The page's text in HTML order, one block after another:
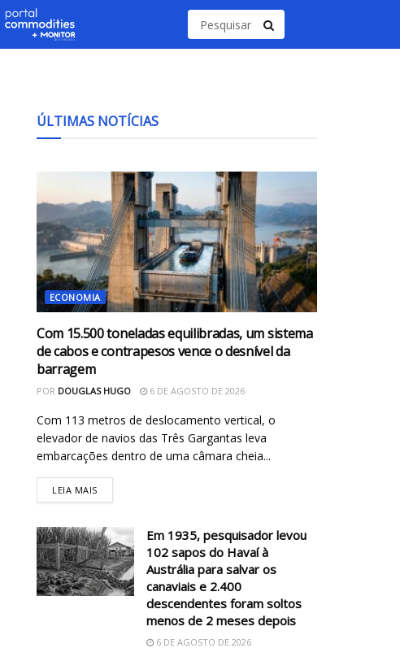
ÚLTIMAS NOTÍCIAS
ECONOMIA
Com 15.500 toneladas equilibradas, um sistema
de cabos e contrapesos vence o desnível da
barragem
POR DOUGLAS HUGO 6 DE AGOSTO DE 2026
Com 113 metros de deslocamento vertical, o
elevador de navios das Três Gargantas leva
embarcações dentro de uma câmara cheia...
LEIA MAIS
Em 1935, pesquisador levou
102 sapos do Havaí à
Austrália para salvar os
canaviais e 2.400
descendentes foram soltos
menos de 2 meses depois
6 DE AGOSTO DE 2026